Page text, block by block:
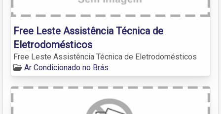
Free Leste Assistência Técnica de
Eletrodomésticos
Free Leste Assistência Técnica de Eletrodomésticos
Ar Condicionado no Brás